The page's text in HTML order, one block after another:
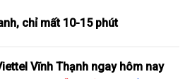
chỉ mất 10-15 phút
Vĩnh Thạnh ngay hôm nay